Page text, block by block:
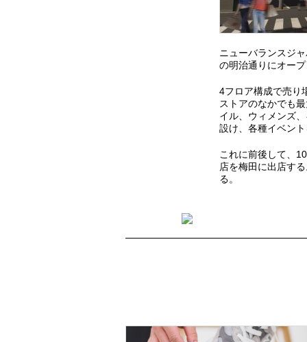
ニューバランスジ
の明治通りにオー
4フロア構成で売り
ストアのなかでも
イル、ウィメンズ
設け、各種イベン
これに前後して、
店を梅田に出店す
る。